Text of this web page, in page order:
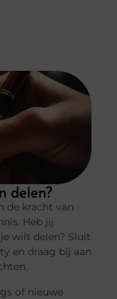
delen?
de kracht van
Heb jij
wilt delen? Sluit
en draag bij aan
of nieuwe